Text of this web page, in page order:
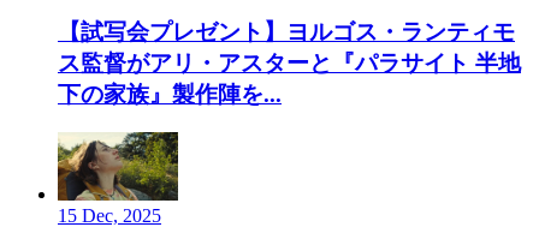
【試写会プレゼント】ヨルゴス・ランティモ
ス監督がアリ・アスターと『パラサイト 半地
下の家族』製作陣を...
15 Dec, 2025